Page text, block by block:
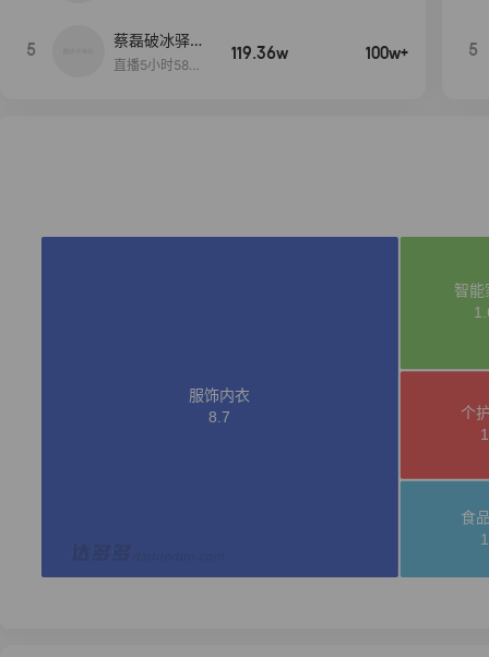
5
蔡磊破冰驿站
直播间好物分
直播5小时58分
119.36w 100w+ 5